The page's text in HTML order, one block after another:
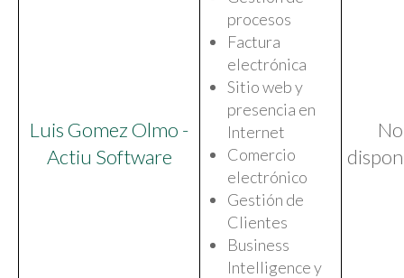
Luis Gomez Olmo -
Actiu Software
procesos
Factura
electrónica
Sitio web y
presencia en
Internet
Comercio
electrónico
Gestión de
Clientes
Business
Intelligence y
No